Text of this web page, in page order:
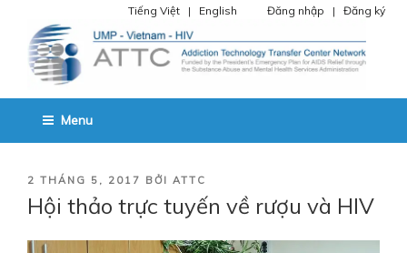
phần
dung
Tiếng Việt | English Đăng nhập | Đăng ký
TRUNG TÂM CHUYỂN GIAO
CÔNG NGHỆ ĐIỆU TRỊ NGHIỆN
HIV Miền Nam.
Menu
ĐĂNG
TRONG
2 THÁNG 5, 2017 BỞI ATTC
Hội thảo trực tuyến về rượu và HIV